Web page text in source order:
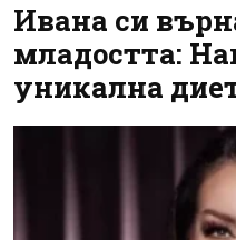
Ивана си
младостта:
уникална